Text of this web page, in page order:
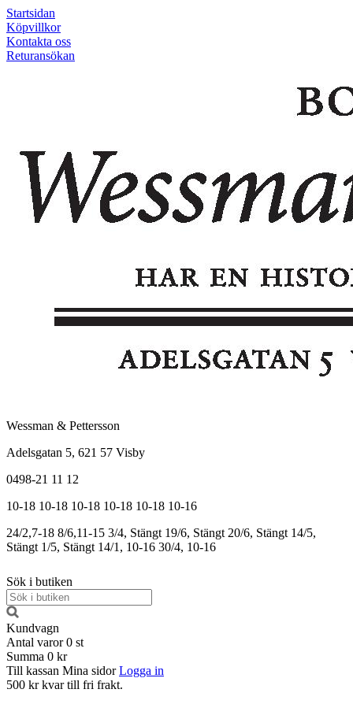
Startsidan
Köpvillkor
Kontakta oss
Returansökan
Wessman & Pettersson
Adelsgatan 5, 621 57 Visby
0498-21 11 12
10-18 10-18 10-18 10-18 10-18 10-16
24/2,7-18 8/6,11-15 3/4, Stängt 19/6, Stängt 20/6, Stängt 14/5,
Stängt 1/5, Stängt 14/1, 10-16 30/4, 10-16
Sök i butiken
Kundvagn
Antal varor 0 st
Summa 0 kr
Till kassan Mina sidor Logga in
500 kr kvar till fri frakt.